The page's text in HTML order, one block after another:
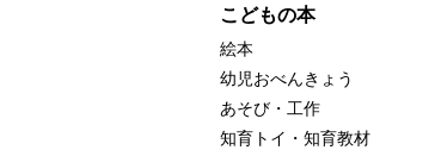
こどもの本
絵本
幼児おべんきょう
あそび・工作
知育トイ・知育教材